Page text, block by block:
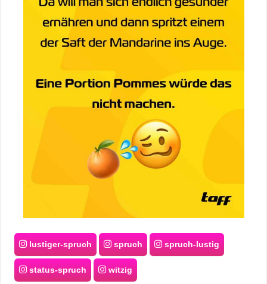
lustiger-spruch spruch spruch-lustig
status-spruch witzig